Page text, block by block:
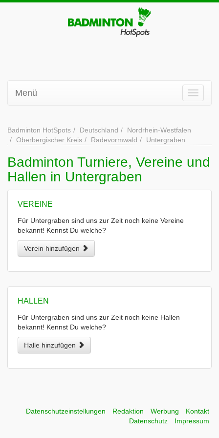
Menü
Badminton HotSpots Deutschland
Nordrhein-Westfalen
Oberbergischer Kreis
Radevormwald Untergraben
Badminton Turniere, Vereine und
Hallen in Untergraben
VEREINE
Für Untergraben sind uns zur Zeit noch keine Vereine
bekannt! Kennst Du welche?
Verein hinzufügen
HALLEN
Für Untergraben sind uns zur Zeit noch keine Hallen
bekannt! Kennst Du welche?
Halle hinzufügen
Datenschutzeinstellungen Redaktion Werbung
Kontakt
Datenschutz
Impressum